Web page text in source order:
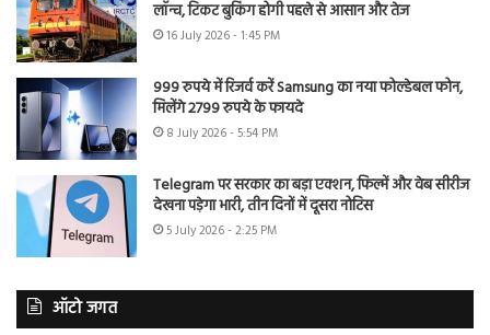
लॉन्च, टिकट बुकिंग होगी पहले से आसान और तेज
16 July 2026 - 1:45 PM
999 रुपये में रिजर्व करें Samsung का नया फोल्डेबल फोन,
मिलेंगे 2799 रुपये के फायदे
8 July 2026 - 5:54 PM
Telegram पर सरकार का बड़ा एक्शन, फिल्में और वेब सीरीज
देखना पड़ेगा भारी, तीन दिनों में दूसरा नोटिस
5 July 2026 - 2:25 PM
ऑटो जगत